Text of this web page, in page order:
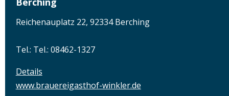
Reichenauplatz 22, 92334 Berching
Tel.: Tel.: 08462-1327
Details
www.brauereigasthof-winkler.de